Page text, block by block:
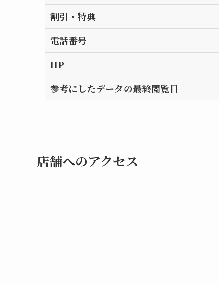
割引・特典
電話番号
HP
参考にしたデータの最終閲覧日
店舗へのアクセス